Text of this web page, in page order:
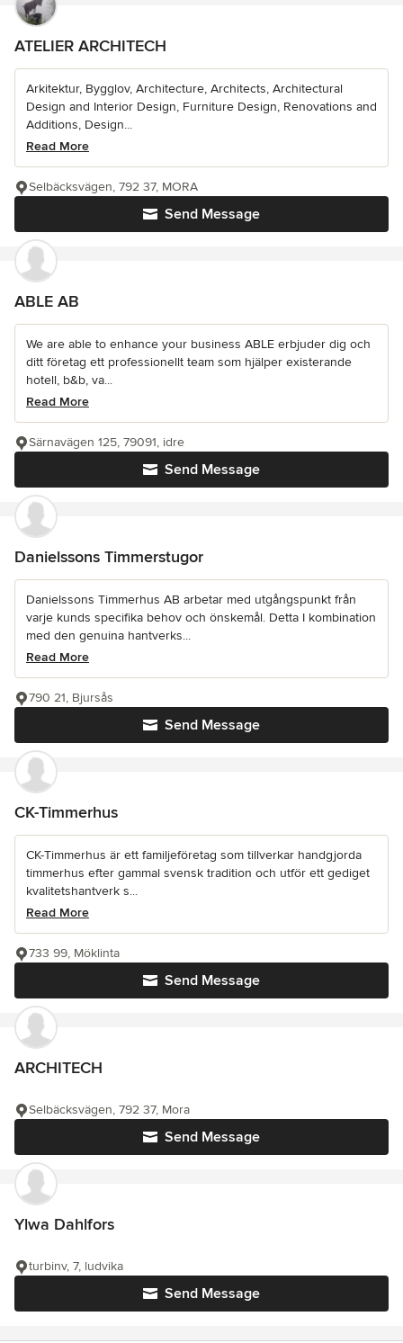
ATELIER ARCHITECH
Arkitektur, Bygglov, Architecture, Architects, Architectural
Design and Interior Design, Furniture Design, Renovations and
Additions, Design...
Read More
Send Message
Selbäcksvägen, 792 37, MORA
ABLE AB
We are able to enhance your business ABLE erbjuder dig och
ditt företag ett professionellt team som hjälper existerande
hotell, b&b, va...
Read More
Send Message
Särnavägen 125, 79091, idre
Danielssons Timmerstugor
Danielssons Timmerhus AB arbetar med utgångspunkt från
varje kunds specifika behov och önskemål. Detta I kombination
med den genuina hantverks...
Read More
Send Message
790 21, Bjursås
CK-Timmerhus
CK-Timmerhus är ett familjeföretag som tillverkar handgjorda
timmerhus efter gammal svensk tradition och utför ett gediget
kvalitetshantverk s...
Read More
Send Message
733 99, Möklinta
ARCHITECH
Send Message
Selbäcksvägen, 792 37, Mora
Ylwa Dahlfors
Send Message
turbinv, 7, ludvika